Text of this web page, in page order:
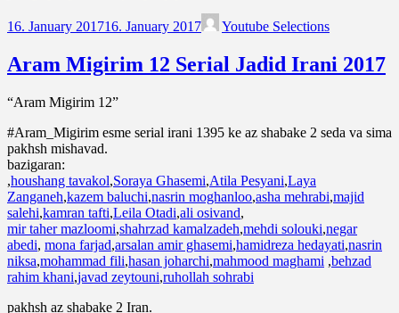
16. January 201716. January 2017 Youtube Selections
Aram Migirim 12 Serial Jadid Irani 2017
“Aram Migirim 12”
#Aram_Migirim esme serial irani 1395 ke az shabake 2 seda va sima
pakhsh mishavad.
bazigaran:
,houshang tavakol,Soraya Ghasemi,Atila Pesyani,Laya
Zanganeh,kazem baluchi,nasrin moghanloo,asha mehrabi,majid
salehi,kamran tafti,Leila Otadi,ali osivand,
mir taher mazloomi,shahrzad kamalzadeh,mehdi solouki,negar
abedi, mona farjad,arsalan amir ghasemi,hamidreza hedayati,nasrin
niksa,mohammad fili,hasan joharchi,mahmood maghami ,behzad
rahim khani,javad zeytouni,ruhollah sohrabi
pakhsh az shabake 2 Iran.